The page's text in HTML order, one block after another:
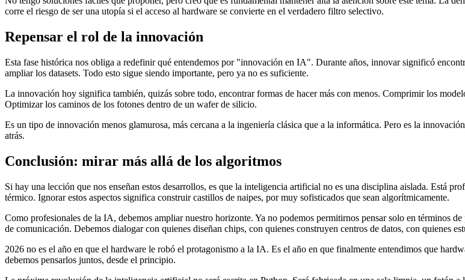
corre el riesgo de ser una utopía si el acceso al hardware se convierte en el verdadero filtro selectivo.
Repensar el rol de la innovación
Esta fase histórica nos obliga a redefinir qué entendemos por "innovación en IA". Durante años, innovar significó
ampliar los datasets. Todo esto sigue siendo importante, pero ya no es suficiente.
La innovación hoy significa también, quizás sobre todo, encontrar formas de hacer más con menos. Comprimir los
Optimizar los caminos de los fotones dentro de un wafer de silicio.
Es un tipo de innovación menos glamurosa, más cercana a la ingeniería clásica que a la informática. Pero es la
atrás.
Conclusión: mirar más allá de los algoritmos
Si hay una lección que nos enseñan estos desarrollos, es que la inteligencia artificial no es una disciplina aislada. Está
térmico. Ignorar estos aspectos significa construir castillos de naipes, por muy sofisticados que sean algorítmicamente.
Como profesionales de la IA, debemos ampliar nuestro horizonte. Ya no podemos permitirnos pensar solo en términos
de comunicación. Debemos dialogar con quienes diseñan chips, con quienes construyen centros de datos, con quienes
2026 no es el año en que el hardware le robó el protagonismo a la IA. Es el año en que finalmente entendimos que
debemos pensarlos juntos, desde el principio.